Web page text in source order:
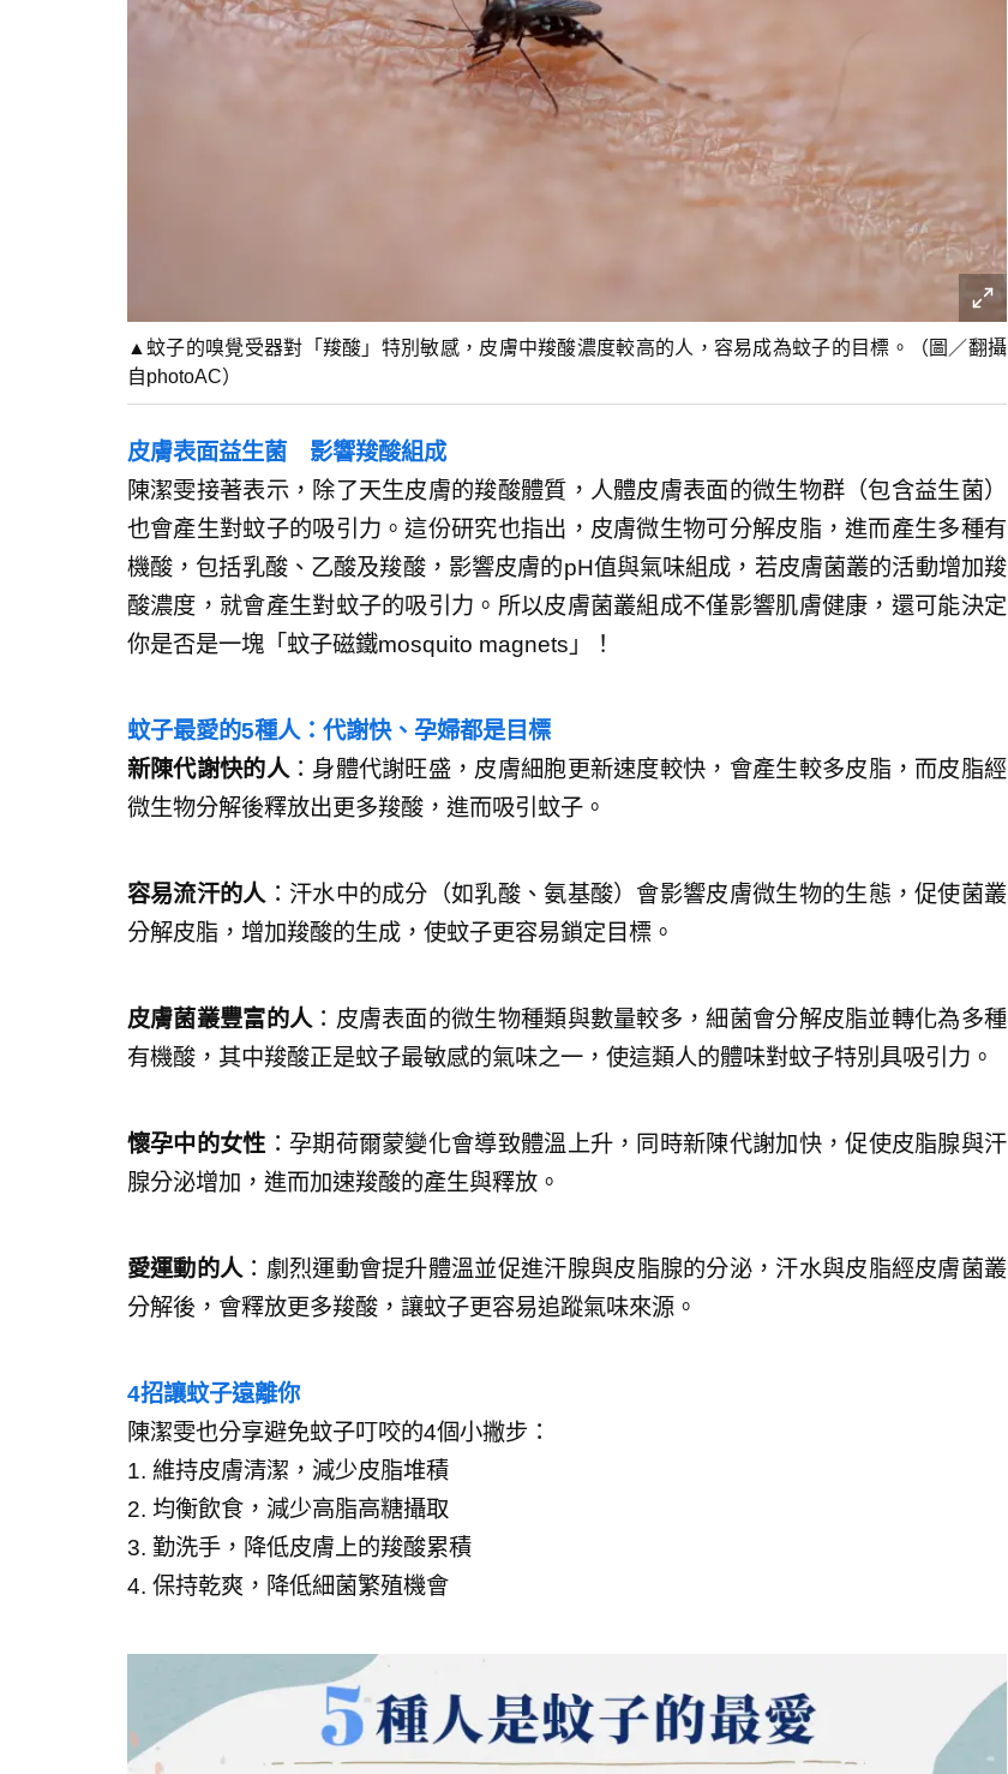
▲蚊子的嗅覺受器對「羧酸」特別敏感，皮膚中羧酸濃度較高的人，容易成為蚊子的目標。（圖／翻攝
自photoAC）
皮膚表面益生菌 影響羧酸組成
陳潔雯接著表示，除了天生皮膚的羧酸體質，人體皮膚表面的微生物群（包含益生菌）
也會產生對蚊子的吸引力。這份研究也指出，皮膚微生物可分解皮脂，進而產生多種有
機酸，包括乳酸、乙酸及羧酸，影響皮膚的pH值與氣味組成，若皮膚菌叢的活動增加羧
酸濃度，就會產生對蚊子的吸引力。所以皮膚菌叢組成不僅影響肌膚健康，還可能決定
你是否是一塊「蚊子磁鐵mosquito magnets」！
蚊子最愛的5種人：代謝快、孕婦都是目標
新陳代謝快的人：身體代謝旺盛，皮膚細胞更新速度較快，會產生較多皮脂，而皮脂經
微生物分解後釋放出更多羧酸，進而吸引蚊子。
容易流汗的人：汗水中的成分（如乳酸、氨基酸）會影響皮膚微生物的生態，促使菌叢
分解皮脂，增加羧酸的生成，使蚊子更容易鎖定目標。
皮膚菌叢豐富的人：皮膚表面的微生物種類與數量較多，細菌會分解皮脂並轉化為多種
有機酸，其中羧酸正是蚊子最敏感的氣味之一，使這類人的體味對蚊子特別具吸引力。
懷孕中的女性 ：孕期荷爾蒙變化會導致體溫上升，同時新陳代謝加快，促使皮脂腺與汗
腺分泌增加，進而加速羧酸的產生與釋放。
愛運動的人：劇烈運動會提升體溫並促進汗腺與皮脂腺的分泌，汗水與皮脂經皮膚菌叢
分解後，會釋放更多羧酸，讓蚊子更容易追蹤氣味來源。
4招讓蚊子遠離你
陳潔雯也分享避免蚊子叮咬的4個小撇步：
1. 維持皮膚清潔，減少皮脂堆積
2. 均衡飲食，減少高脂高糖攝取
3. 勤洗手，降低皮膚上的羧酸累積
4. 保持乾爽，降低細菌繁殖機會